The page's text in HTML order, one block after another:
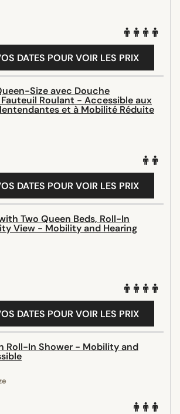
DATES POUR VOIR LES PRIX
Size avec Douche
Roulant - Accessible aux
et à Mobilité Réduite
DATES POUR VOIR LES PRIX
Two Queen Beds, Roll-In
View - Mobility and Hearing
DATES POUR VOIR LES PRIX
Roll-In Shower - Mobility and